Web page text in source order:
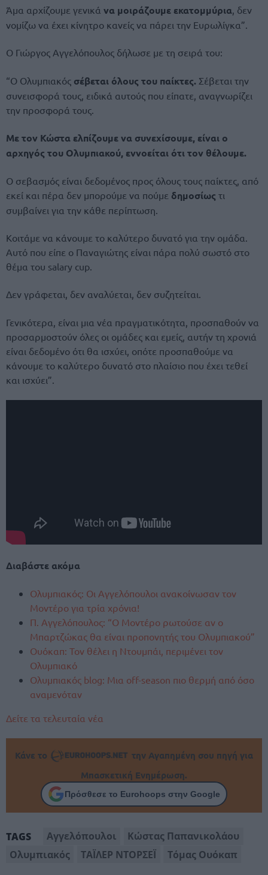
Άμα αρχίζουμε γενικά να μοιράζουμε εκατομμύρια, δεν
νομίζω να έχει κίνητρο κανείς να πάρει την Ευρωλίγκα”.
Ο Γιώργος Αγγελόπουλος δήλωσε με τη σειρά του:
“Ο Ολυμπιακός σέβεται όλους του παίκτες. Σέβεται την
συνεισφορά τους, ειδικά αυτούς που είπατε, αναγνωρίζει
την προσφορά τους.
Με τον Κώστα ελπίζουμε να συνεχίσουμε, είναι ο
αρχηγός του Ολυμπιακού, εννοείται ότι τον θέλουμε.
Ο σεβασμός είναι δεδομένος προς όλους τους παίκτες, από
εκεί και πέρα δεν μπορούμε να πούμε δημοσίως τι
συμβαίνει για την κάθε περίπτωση.
Κοιτάμε να κάνουμε το καλύτερο δυνατό για την ομάδα.
Αυτό που είπε ο Παναγιώτης είναι πάρα πολύ σωστό στο
θέμα του salary cup.
Δεν γράφεται, δεν αναλύεται, δεν συζητείται.
Γενικότερα, είναι μια νέα πραγματικότητα, προσπαθούν να
προσαρμοστούν όλες οι ομάδες και εμείς, αυτήν τη χρονιά
είναι δεδομένο ότι θα ισχύει, οπότε προσπαθούμε να
κάνουμε το καλύτερο δυνατό στο πλαίσιο που έχει τεθεί
και ισχύει”.
Διαβάστε ακόμα
Ολυμπιακός: Οι Αγγελόπουλοι ανακοίνωσαν τον
Μοντέρο για τρία χρόνια!
Π. Αγγελόπουλος: “Ο Μοντέρο ρωτούσε αν ο
Μπαρτζώκας θα είναι προπονητής του Ολυμπιακού”
Ουόκαπ: Τον θέλει η Ντουμπάι, περιμένει τον
Ολυμπιακό
Ολυμπιακός blog: Μια off-season πιο θερμή από όσο
αναμενόταν
Δείτε τα τελευταία νέα
Κάνε το
την Αγαπημένη σου πηγή για
Μπασκετική Ενημέρωση.
Πρόσθεσε το Eurohoops στην Google
TAGS Αγγελόπουλοι
Κώστας Παπανικολάου
Ολυμπιακός
ΤΑΪΛΕΡ ΝΤΟΡΣΕΪ Τόμας Ουόκαπ